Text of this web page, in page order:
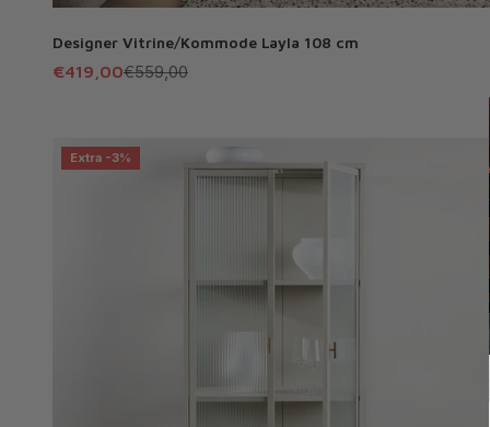
Designer Vitrine/Kommode Layla 108 cm
Angebot
€419,00Regulärer Preis
€559,00
Extra -3%